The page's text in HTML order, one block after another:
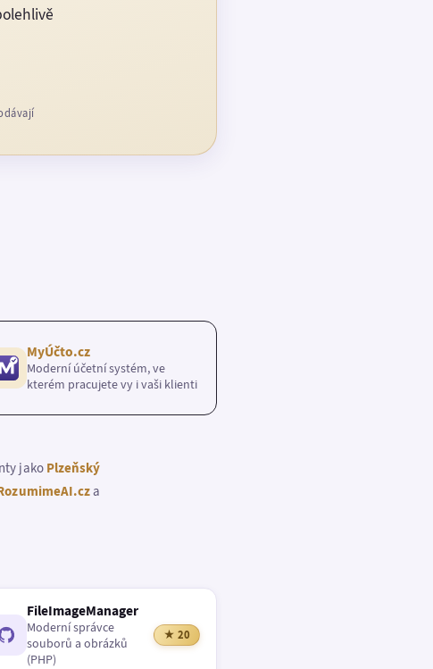
MyÚčto.cz
Moderní účetní systém, ve
kterém pracujete vy i vaši klienti
jako Plzeňský
a
FileImageManager
Moderní správce
souborů a obrázků
(PHP)
★ 20